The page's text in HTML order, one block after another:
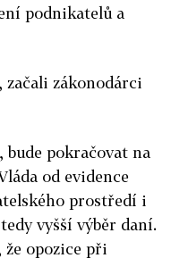
podnikatelů a
začali zákonodárci
pokračovat na
od evidence
prostředí i
vyšší výběr daní.
že opozice při